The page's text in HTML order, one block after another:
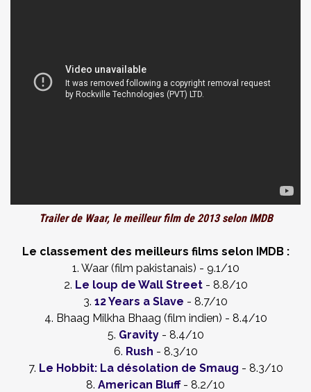
Trailer de Waar, le meilleur film de 2013 selon IMDB
Le classement des meilleurs films selon IMDB :
1. Waar (film pakistanais) - 9.1/10
2. Le loup de Wall Street- 8.8/10
3. 12 Years a Slave - 8.7/10
4. Bhaag Milkha Bhaag (film indien) - 8.4/10
5. Gravity- 8.4/10
6. Rush - 8.3/10
7. Le Hobbit: La désolation de Smaug - 8.3/10
8. American Bluff- 8.2/10